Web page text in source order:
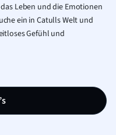
Leben und die Emotionen
ein in Catulls Welt und
Gefühl und